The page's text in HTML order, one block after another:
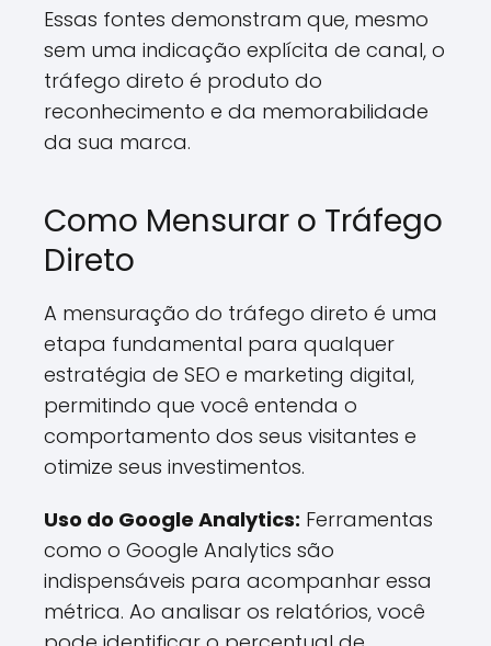
Essas fontes demonstram que, mesmo
sem uma indicação explícita de canal, o
tráfego direto é produto do
reconhecimento e da memorabilidade
da sua marca.
Como Mensurar o Tráfego
Direto
A mensuração do tráfego direto é uma
etapa fundamental para qualquer
estratégia de SEO e marketing digital,
permitindo que você entenda o
comportamento dos seus visitantes e
otimize seus investimentos.
Uso do Google Analytics: Ferramentas
como o Google Analytics são
indispensáveis para acompanhar essa
métrica. Ao analisar os relatórios, você